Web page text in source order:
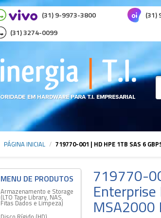
(31) 9-9973-3800
(31)
(31) 3274-0099
PÁGINA INICIAL / 719770-001 | HD HPE 1TB SAS 6
Armazenamento e Storage
(LTO Tape Library, NAS,
Fitas Dados e Limpeza)
719770-
MSA2000